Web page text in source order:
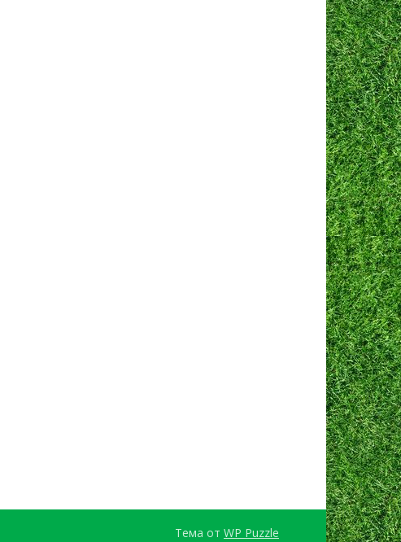
Тема от WP Puzzle